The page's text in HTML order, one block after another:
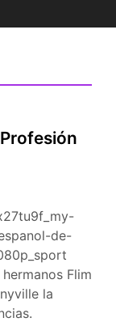
de-
Flim
la